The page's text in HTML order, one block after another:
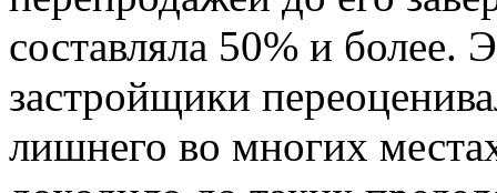
составляла 50% и более.
застройщики
лишнего во многих